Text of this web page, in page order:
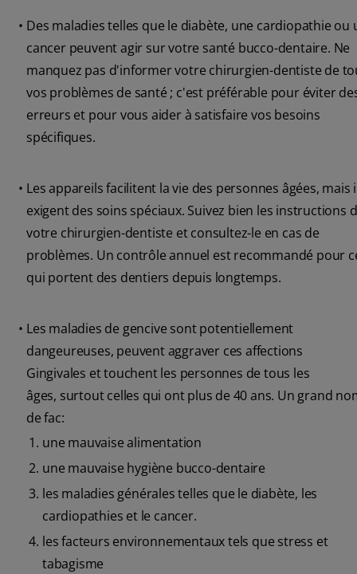
• Des maladies telles que le diabète, une cardiopathie ou
cancer peuvent agir sur votre santé bucco-dentaire. Ne
manquez pas d'informer votre chirurgien-dentiste de
vos problèmes de santé ; c'est préférable pour éviter
erreurs et pour vous aider à satisfaire vos besoins
spécifiques.
• Les appareils facilitent la vie des personnes âgées, mais
exigent des soins spéciaux. Suivez bien les instructions
votre chirurgien-dentiste et consultez-le en cas de
problèmes. Un contrôle annuel est recommandé pour
qui portent des dentiers depuis longtemps.
• Les maladies de gencive sont potentiellement
dangeureuses, peuvent aggraver ces affections
Gingivales et touchent les personnes de tous les
âges, surtout celles qui ont plus de 40 ans. Un grand
de fac:
1. une mauvaise alimentation
2. une mauvaise hygiène bucco-dentaire
3. les maladies générales telles que le diabète, les
cardiopathies et le cancer.
4. les facteurs environnementaux tels que stress et
tabagisme